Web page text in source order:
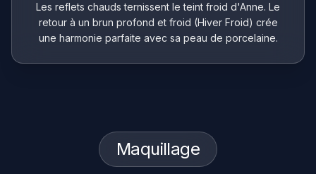
Les reflets chauds ternissent le teint froid d'Anne. Le
retour à un brun profond et froid (Hiver Froid) crée
une harmonie parfaite avec sa peau de porcelaine.
Maquillage